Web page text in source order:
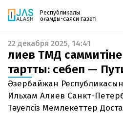
Республикалық
қоғамдық-саяси газеті
Жаңалықтар
Спорт
Live
Руханият
Аймақ
Архив
Заң және тәртіп
Газетке жазылу
PDF форматтағы газетті ай
поштаңызға алып отырыңыз.
шыққан сәтте сізге бірден
енгізіңіз, біз қалғанын өзіміз
22 декабря 2025, 14:41
Әлиев ТМД
тартты: себеп —
Әзербайжан
Ильхам Алиев Санкт-
Тәуелсіз Мемлекеттер